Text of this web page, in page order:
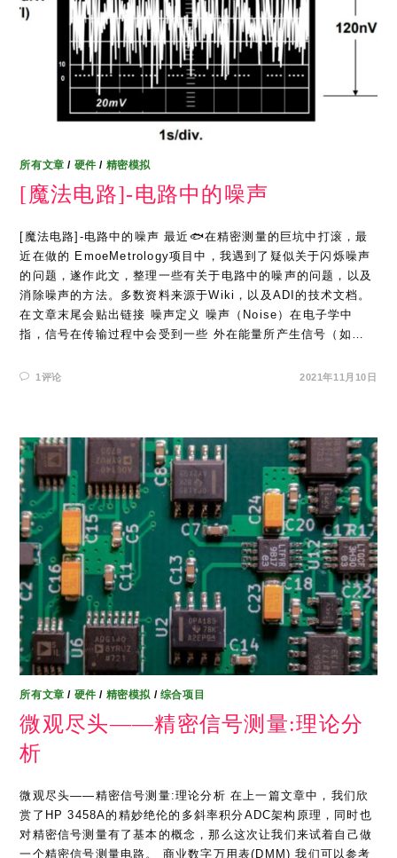
所有文章 / 硬件 / 精密模拟
[魔法电路]-电路中的噪声
[魔法电路]-电路中的噪声 最近🐟在精密测量的巨坑中打滚，最
近在做的 EmoeMetrology项目中，我遇到了疑似关于闪烁噪声
的问题，遂作此文，整理一些有关于电路中的噪声的问题，以及
消除噪声的方法。多数资料来源于Wiki，以及ADI的技术文档。
在文章末尾会贴出链接 噪声定义 噪声（Noise）在电子学中
指，信号在传输过程中会受到一些 外在能量所产生信号（如…
1评论 2021年11月10日
所有文章 / 硬件 / 精密模拟 / 综合项目
微观尽头——精密信号测量:理论分
析
微观尽头——精密信号测量:理论分析 在上一篇文章中，我们欣
赏了HP 3458A的精妙绝伦的多斜率积分ADC架构原理，同时也
对精密信号测量有了基本的概念，那么这次让我们来试着自己做
一个精密信号测量电路。 商业数字万用表(DMM) 我们可以参考